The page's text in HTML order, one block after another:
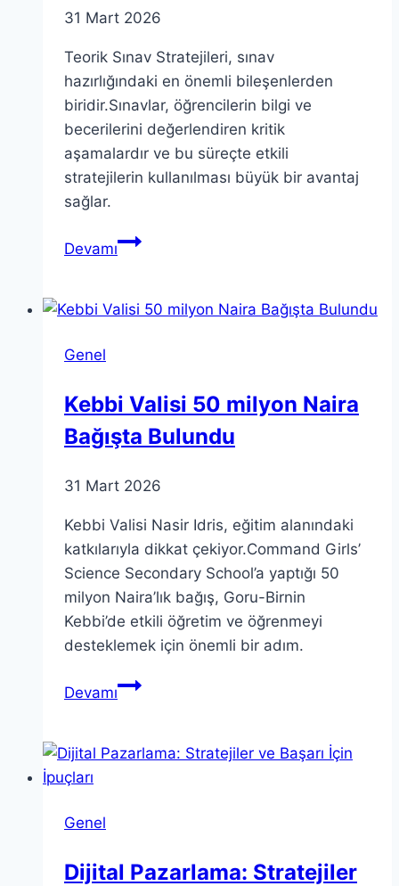
31 Mart 2026
Teorik Sınav Stratejileri, sınav
hazırlığındaki en önemli bileşenlerden
biridir.Sınavlar, öğrencilerin bilgi ve
becerilerini değerlendiren kritik
aşamalardır ve bu süreçte etkili
stratejilerin kullanılması büyük bir avantaj
sağlar.
DevamıTeorik
Başarı
Genel
Kebbi Valisi 50 milyon Naira
Bağışta Bulundu
31 Mart 2026
Kebbi Valisi Nasir Idris, eğitim alanındaki
katkılarıyla dikkat çekiyor.Command Girls’
Science Secondary School’a yaptığı 50
milyon Naira’lık bağış, Goru-Birnin
Kebbi’de etkili öğretim ve öğrenmeyi
desteklemek için önemli bir adım.
DevamıKebbi
milyon
Genel
Dijital Pazarlama: Stratejiler